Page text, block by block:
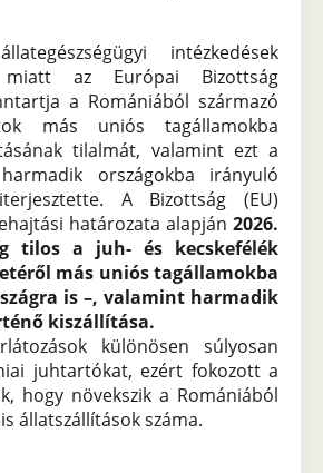
intézkedések
miatt az Európai Bizottság
a Romániából származó
más uniós tagállamokba
tilalmát, valamint ezt a
országokba irányuló
A Bizottság (EU)
határozata alapján 2026.
tilos a juh- és kecskefélék
más uniós tagállamokba
is –, valamint harmadik
kiszállítása.
különösen súlyosan
juhtartókat, ezért fokozott a
hogy növekszik a Romániából
állatszállítások száma.